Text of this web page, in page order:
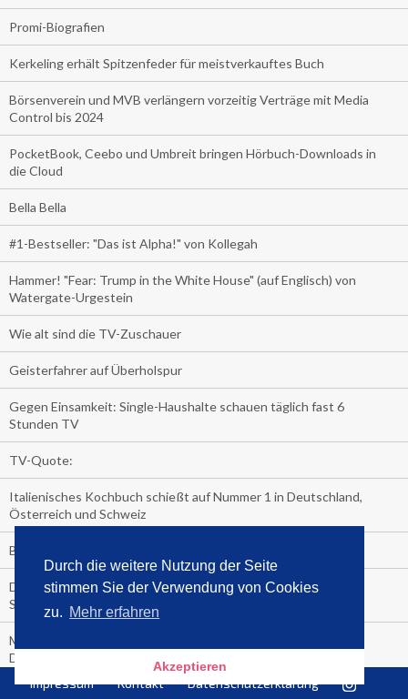
Durch die weitere Nutzung der Seite
stimmen Sie der Verwendung von Cookies
zu. Mehr erfahren
Akzeptieren
Promi-Biografien
Kerkeling erhält Spitzenfeder für meistverkauftes Buch
Börsenverein und MVB verlängern vorzeitig Verträge mit Media
Control bis 2024
PocketBook, Ceebo und Umbreit bringen Hörbuch-Downloads in
die Cloud
Bella Bella
#1-Bestseller: "Das ist Alpha!" von Kollegah
Hammer! "Fear: Trump in the White House" (auf Englisch) von
Watergate-Urgestein
Wie alt sind die TV-Zuschauer
Geisterfahrer auf Überholspur
Gegen Einsamkeit: Single-Haushalte schauen täglich fast 6
Stunden TV
TV-Quote:
Italienisches Kochbuch schießt auf Nummer 1 in Deutschland,
Österreich und Schweiz
Blick in die Garage der TV-Dauerglotzer
Die Deutschen investieren, während die Österreicher und
Schweizer noch nachdenken, wie sie reich werden.
Meistverkaufte Blu-ray im zweiten Quartal – Doppelspitze für
Disney
media control-Bestseller erstes Halbjahr 2018
Impressum Kontakt Datenschutzerklärung